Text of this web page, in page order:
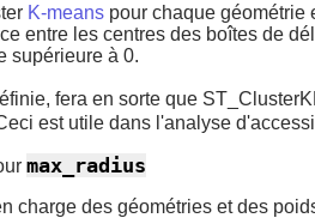
K-means pour chaque géométrie
entre les centres des boîtes de
supérieure à 0.
fera en sorte que
est utile dans l'analyse
max_radius
charge des géométries et des